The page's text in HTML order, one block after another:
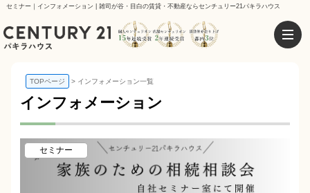
セミナー｜インフォメーション | 雑司が谷・目白の賃貸・不動産ならセンチュリー21パキラハウス
TOPページ インフォメーション一覧
インフォメーション
セミナー